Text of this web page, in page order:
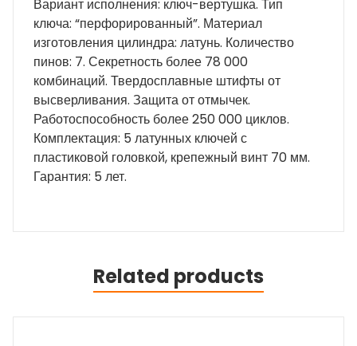
Вариант исполнения: ключ-вертушка. Тип
ключа: “перфорированный”. Материал
изготовления цилиндра: латунь. Количество
пинов: 7. Секретность более 78 000
комбинаций. Твердосплавные штифты от
высверливания. Защита от отмычек.
Работоспособность более 250 000 циклов.
Комплектация: 5 латунных ключей с
пластиковой головкой, крепежный винт 70 мм.
Гарантия: 5 лет.
Related products